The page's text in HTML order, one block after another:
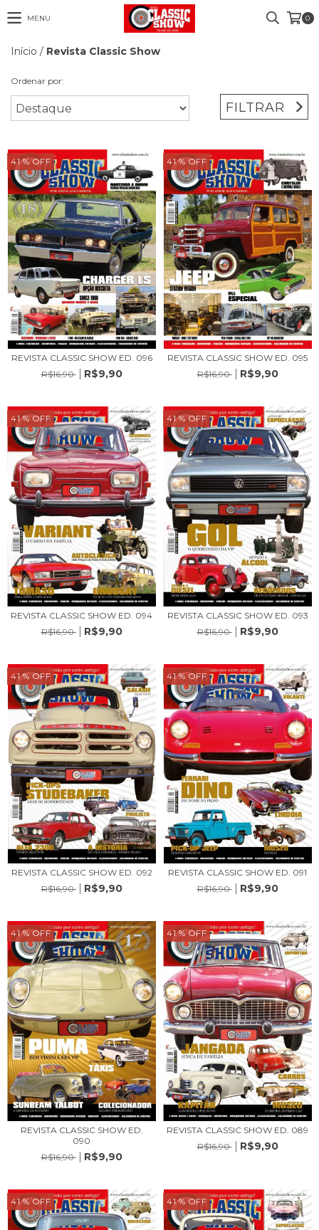
MENU 0
Início / Revista Classic Show
Ordenar por:
FILTRAR
41% OFF
REVISTA CLASSIC SHOW ED. 096
R$16,90
R$9,90
41% OFF
REVISTA CLASSIC SHOW ED. 095
R$16,90
R$9,90
41% OFF
REVISTA CLASSIC SHOW ED. 094
R$16,90
R$9,90
41% OFF
REVISTA CLASSIC SHOW ED. 093
R$16,90
R$9,90
41% OFF
REVISTA CLASSIC SHOW ED. 092
R$16,90
R$9,90
41% OFF
REVISTA CLASSIC SHOW ED. 091
R$16,90
R$9,90
41% OFF
REVISTA CLASSIC SHOW ED.
090
R$16,90
R$9,90
41% OFF
REVISTA CLASSIC SHOW ED. 089
R$16,90
R$9,90
41% OFF 41% OFF